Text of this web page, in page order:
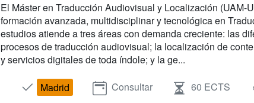
El Máster en Traducción Audiovisual y Localización (UAM-
formación avanzada, multidisciplinar y tecnológica en
estudios atiende a tres áreas con demanda creciente: las
procesos de traducción audiovisual; la localización de
y servicios digitales de toda índole; y la ge...
Madrid Consultar 60 ECTS